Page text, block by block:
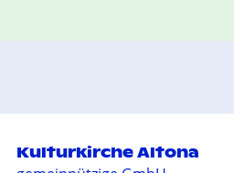
Kulturkirche Altona